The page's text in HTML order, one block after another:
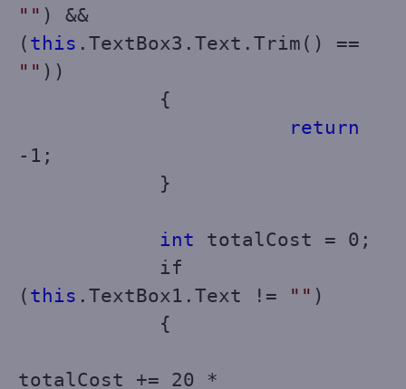
"" ) &&
( this .TextBox3.Text.Trim() ==
"" ))
{
return
-1;
}
int totalCost = 0;
if
( this .TextBox1.Text != "" )
{
totalCost += 20 *